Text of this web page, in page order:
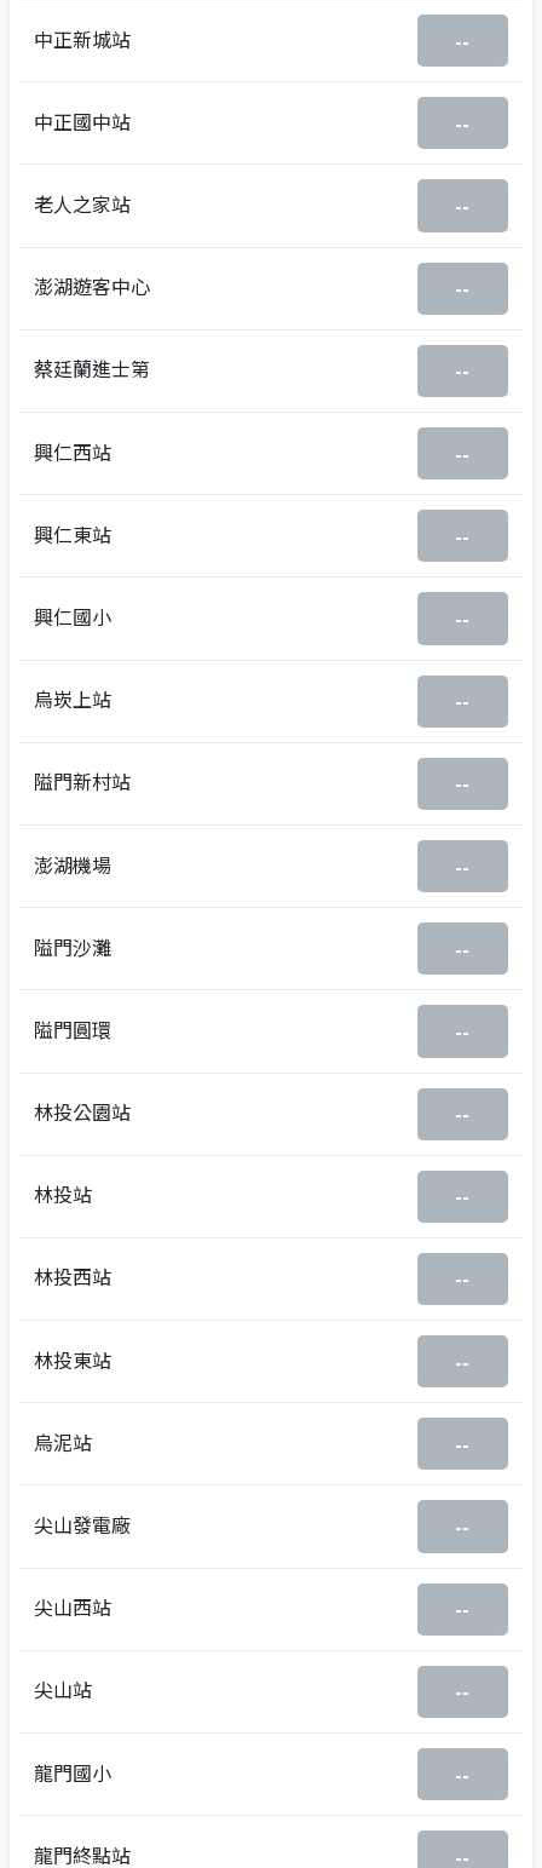
中正新城站 --
中正國中站 --
老人之家站 --
澎湖遊客中心 --
蔡廷蘭進士第 --
興仁西站 --
興仁東站 --
興仁國小 --
烏崁上站 --
隘門新村站 --
澎湖機場 --
隘門沙灘 --
隘門圓環 --
林投公園站 --
林投站 --
林投西站 --
林投東站 --
烏泥站 --
尖山發電廠 --
尖山西站 --
尖山站 --
龍門國小 --
龍門終點站 --